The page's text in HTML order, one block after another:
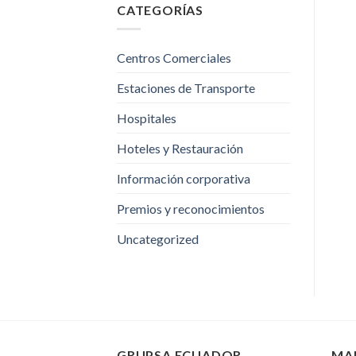
CATEGORÍAS
Centros Comerciales
Estaciones de Transporte
Hospitales
Hoteles y Restauración
Información corporativa
Premios y reconocimientos
Uncategorized